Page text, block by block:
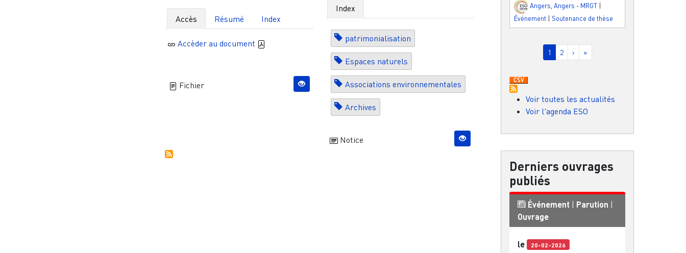
Accès Résumé Index
Accèder au document
Fichier
Index
patrimonialisation
Espaces naturels
Associations environnementales
Archives
Notice
Angers Angers - MRGT
Événement | Soutenance de thèse
Pagination
Page courante
1 Page
2 Page suivante
› Dernière page
»
Voir toutes les actualités
Voir l'agenda ESO
Derniers ouvrages
publiés
Événement | Parution |
Ouvrage
le 20-02-2026